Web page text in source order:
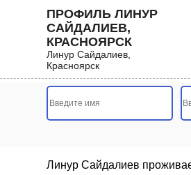
ПРОФИЛЬ ЛИНУР
САЙДАЛИЕВ,
КРАСНОЯРСК
Линур Сайдалиев,
Красноярск
Линур Сайдалиев